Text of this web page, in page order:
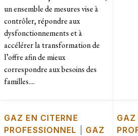
un ensemble de mesures vise à
contrôler, répondre aux
dysfonctionnements et à
accélérer la transformation de
l’offre afin de mieux
correspondre aux besoins des
familles....
GAZ EN CITERNE
PROFESSIONNEL
GAZ
GAZ